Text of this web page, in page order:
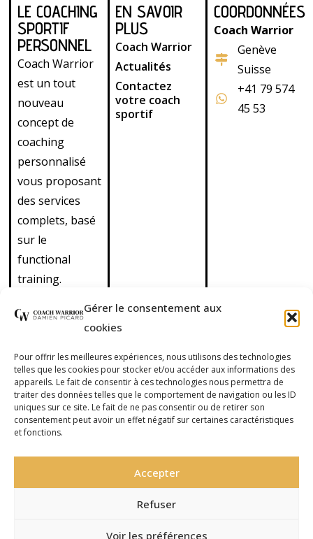
Gérer le consentement aux
cookies
Pour offrir les meilleures expériences, nous utilisons des technologies
telles que les cookies pour stocker et/ou accéder aux informations des
appareils. Le fait de consentir à ces technologies nous permettra de
traiter des données telles que le comportement de navigation ou les ID
uniques sur ce site. Le fait de ne pas consentir ou de retirer son
consentement peut avoir un effet négatif sur certaines caractéristiques
et fonctions.
Accepter
Refuser
Voir les préférences
LE COACHING
SPORTIF
PERSONNEL
Coach Warrior
est un tout
nouveau
concept de
coaching
personnalisé
vous proposant
des services
complets, basé
sur le
functional
training.
également nos
training en
outdoor
(extérieur) et de
cross boxing
(mélange de
functional
EN SAVOIR
PLUS
Coach Warrior
Actualités
Contactez
votre coach
sportif
COORDONNÉES
Coach Warrior
Genève
Suisse
+41 79 574
45 53